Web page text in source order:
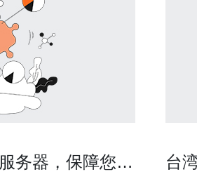
务器，保障您的
台